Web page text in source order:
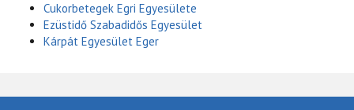
Cukorbetegek Egri Egyesülete
Ezüstidő Szabadidős Egyesület
Kárpát Egyesület Eger